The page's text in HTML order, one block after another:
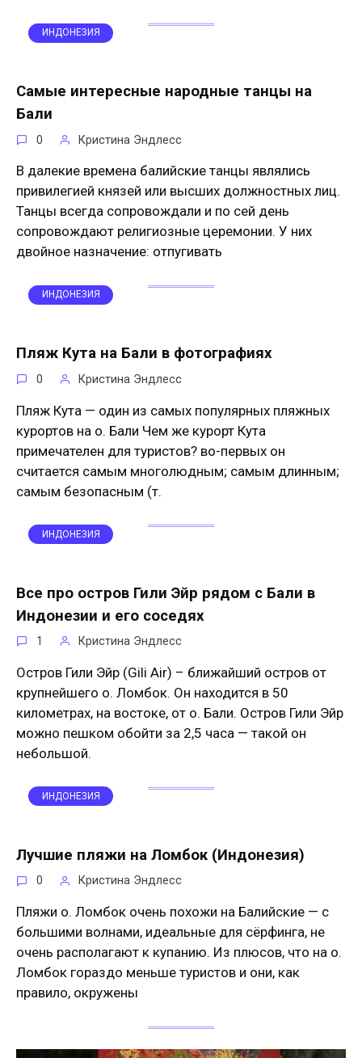
ИНДОНЕЗИЯ
Самые интересные народные танцы на
Бали
0 Кристина Эндлесс
В далекие времена балийские танцы являлись
привилегией князей или высших должностных лиц.
Танцы всегда сопровождали и по сей день
сопровождают религиозные церемонии. У них
двойное назначение: отпугивать
ИНДОНЕЗИЯ
Пляж Кута на Бали в фотографиях
0 Кристина Эндлесс
Пляж Кута — один из самых популярных пляжных
курортов на о. Бали Чем же курорт Кута
примечателен для туристов? во-первых он
считается самым многолюдным; самым длинным;
самым безопасным (т.
ИНДОНЕЗИЯ
Все про остров Гили Эйр рядом с Бали в
Индонезии и его соседях
1 Кристина Эндлесс
Остров Гили Эйр (Gili Air) – ближайший остров от
крупнейшего о. Ломбок. Он находится в 50
километрах, на востоке, от о. Бали. Остров Гили Эйр
можно пешком обойти за 2,5 часа — такой он
небольшой.
ИНДОНЕЗИЯ
Лучшие пляжи на Ломбок (Индонезия)
0 Кристина Эндлесс
Пляжи о. Ломбок очень похожи на Балийские — с
большими волнами, идеальные для сёрфинга, не
очень располагают к купанию. Из плюсов, что на о.
Ломбок гораздо меньше туристов и они, как
правило, окружены